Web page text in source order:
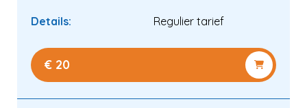
Details: Regulier tarief
€ 20